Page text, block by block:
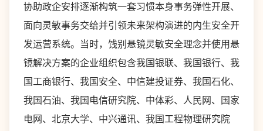
协助政企安排逐渐构筑一套习惯本身事务弹性开展、
面向灵敏事务交给并引领未来架构演进的内生安全开
发运营系统。当时，饯别悬镜灵敏安全理念并使用悬
镜解决方案的企业组织包含我国银联、我国银行、我
国工商银行、我国安全、中信建投证券、我国石化、
我国石油、我国电信研究院、中体彩、人民网、国家
电网、北京大学、中兴通讯、我国工程物理研究院